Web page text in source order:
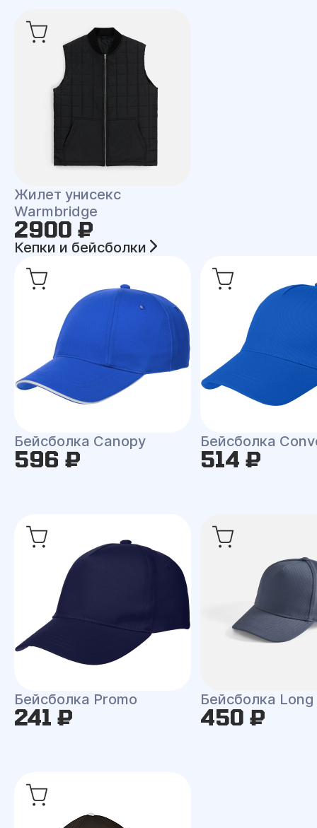
Жилет унисекс
Warmbridge
2900 ₽
Кепки и бейсболки
Бейсболка Canopy
596 ₽
Бейсболка
514 ₽
Бейсболка Promo
241 ₽
Бейсболка
450 ₽